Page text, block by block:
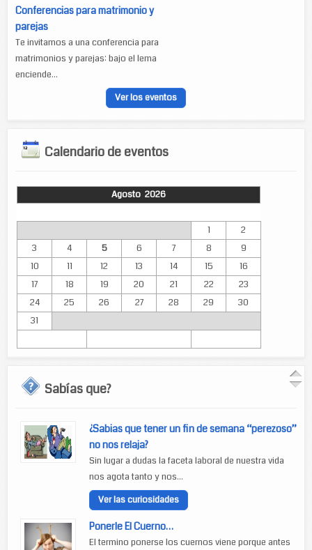
Conferencias para matrimonio y
parejas
Te invitamos a una conferencia para
matrimonios y parejas: bajo el lema
enciende...
Ver los eventos
Calendario de eventos
Agosto 2026
1
2
3
4 5 6 7 8
9
10
11 12 13 14 15
16
17
18 19 20 21 22
23
24
25 26 27 28 29
30
31
Sabías que?
¿Sabias que tener un fin de semana “perezoso”
no nos relaja?
Sin lugar a dudas la faceta laboral de nuestra vida
nos agota tanto y nos...
Ver las curiosidades
Ponerle El Cuerno…
El termino ponerse los cuernos viene porque antes